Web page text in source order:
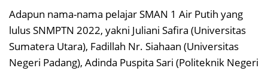
Adapun nama-nama pelajar SMAN 1 Air Putih yang
lulus SNMPTN 2022, yakni Juliani Safira (Universitas
Sumatera Utara), Fadillah Nr. Siahaan (Universitas
Negeri Padang), Adinda Puspita Sari (Politeknik Negeri